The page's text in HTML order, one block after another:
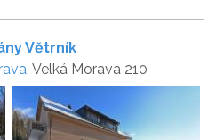
Větrník
, Velká Morava 210